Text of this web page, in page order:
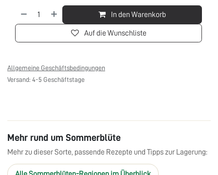
In den Warenkorb
Auf die Wunschliste
Allgemeine Geschäftsbedingungen
Versand: 4-5 Geschäftstage
Mehr rund um Sommerblüte
Mehr zu dieser Sorte, passende Rezepte und Tipps zur Lagerung: